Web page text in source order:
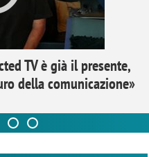
TV è già il presente,
della comunicazione»